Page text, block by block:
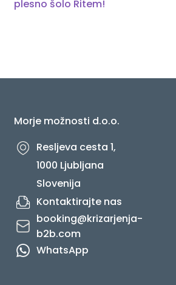
plesno šolo Ritem!
Morje možnosti d.o.o.
Resljeva cesta 1,
1000 Ljubljana
Slovenija
Kontaktirajte nas
booking@krizarjenja-
b2b.com
WhatsApp